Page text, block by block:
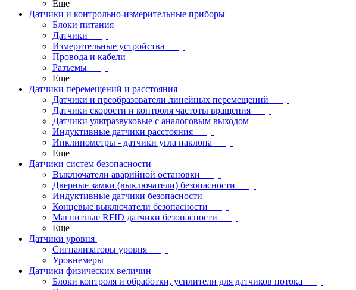
Еще
Датчики и контрольно-измерительные приборы
Блоки питания
Датчики
Измерительные устройства
Провода и кабели
Разъемы
Еще
Датчики перемещений и расстояния
Датчики и преобразователи линейных перемещений
Датчики скорости и контроля частоты вращения
Датчики ультразвуковые с аналоговым выходом
Индуктивные датчики расстояния
Инклинометры - датчики угла наклона
Еще
Датчики систем безопасности
Выключатели аварийной остановки
Дверные замки (выключатели) безопасности
Индуктивные датчики безопасности
Концевые выключатели безопасности
Магнитные RFID датчики безопасности
Еще
Датчики уровня
Сигнализаторы уровня
Уровнемеры
Датчики физических величин
Блоки контроля и обработки, усилители для датчиков потока